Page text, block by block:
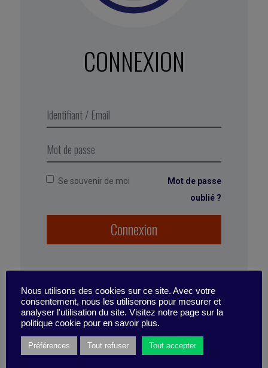
maintenances à planifier. Vous
Faire des recommandations
personnaliséesd’utilisation au client.
CONNEXION
Se souvenir de moi
Mot de passe
oublié ?
Connexion
ABONNEZ-VOUS
À LA PUBLICATION
Nous utilisons des cookies sur ce site. Avec votre
consentement, nous les utiliserons pour mesurer et
analyser l'utilisation du site. Visitez notre page sur la
politique cookie pour en savoir plus.
Préférences Tout refuser Tout accepter